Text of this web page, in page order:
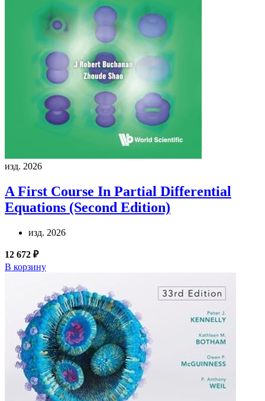
изд. 2026
A First Course In Partial Differential
Equations (Second Edition)
изд. 2026
12 672 ₽
В корзину